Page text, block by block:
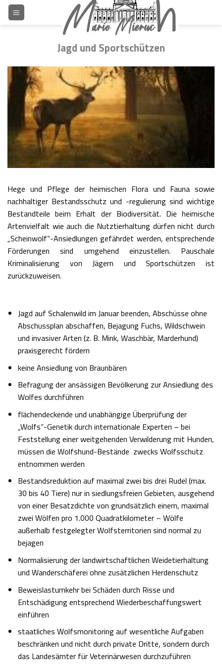
Skip
Jagd und Sportschützen
Hege und Pflege der heimischen Flora und Fauna sowie
nachhaltiger Bestandsschutz und -regulierung sind wichtige
Bestandteile beim Erhalt der Biodiversität. Die heimische
Artenvielfalt wie auch die Nutztierhaltung dürfen nicht durch
„Scheinwolf“-Ansiedlungen gefährdet werden, entsprechende
Förderungen sind umgehend einzustellen. Pauschale
Kriminalisierung von Jägern und Sportschützen ist
zurückzuweisen.
Jagd auf Schalenwild im Januar beenden, Abschüsse ohne
Abschussplan abschaffen, Bejagung Fuchs, Wildschwein
und invasiver Arten (z. B. Mink, Waschbär, Marderhund)
praxisgerecht fördern
keine Ansiedlung von Braunbären
Befragung der ansässigen Bevölkerung zur Ansiedlung des
Wolfes durchführen
flächendeckende und unabhängige Überprüfung der
„Wolfs“-Genetik durch internationale Experten – bei
Feststellung einer weitgehenden Verwilderung mit Hunden,
müssen die Wolfshund-Bestände zwecks Wolfsschutz
entnommen werden
Bestandsreduktion auf maximal zwei bis drei Rudel (max.
30 bis 40 Tiere) nur in siedlungsfreien Gebieten, ausgehend
von einer Besatzdichte von grundsätzlich einem, maximal
zwei Wölfen pro 1.000 Quadratkilometer – Wölfe
außerhalb festgelegter Wolfsterritorien sind normal zu
bejagen
Normalisierung der landwirtschaftlichen Weidetierhaltung
und Wanderschäferei ohne zusätzlichen Herdenschutz
Beweislastumkehr bei Schäden durch Risse und
Entschädigung entsprechend Wiederbeschaffungswert
einführen
staatliches Wolfsmonitoring auf wesentliche Aufgaben
beschränken und nicht durch private Dritte, sondern durch
das Landesämter für Veterinärwesen durchzuführen